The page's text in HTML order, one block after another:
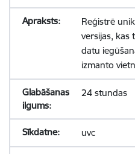
Reģistrē
versijas, kas
datu
izmanto
24 stundas
uvc